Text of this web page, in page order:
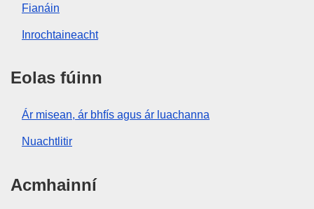
Fianáin
Inrochtaineacht
Eolas fúinn
Ár misean, ár bhfís agus ár luachanna
Nuachtlitir
Acmhainní